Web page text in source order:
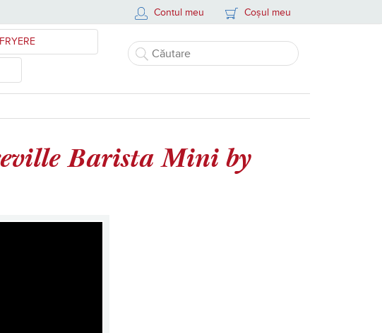
Contul meu Coșul meu
Barista Mini by